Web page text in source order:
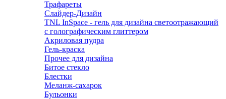
Трафареты
Слайдер-Дизайн
TNL InSpace - гель для дизайна светоотражающий
с голографическим глиттером
Акриловая пудра
Гель-краска
Прочее для дизайна
Битое стекло
Блестки
Меланж-сахарок
Бульонки